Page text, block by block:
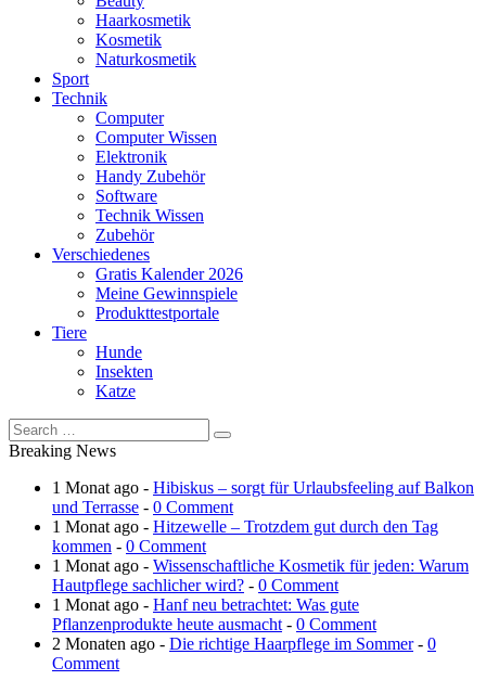
Haarkosmetik
Kosmetik
Naturkosmetik
Sport
Technik
Computer
Computer Wissen
Elektronik
Handy Zubehör
Software
Technik Wissen
Zubehör
Verschiedenes
Gratis Kalender 2026
Meine Gewinnspiele
Produkttestportale
Tiere
Hunde
Insekten
Katze
Breaking News
1 Monat ago - Hibiskus – sorgt für Urlaubsfeeling auf Balkon
und Terrasse - 0 Comment
1 Monat ago - Hitzewelle – Trotzdem gut durch den Tag
kommen - 0 Comment
1 Monat ago - Wissenschaftliche Kosmetik für jeden: Warum
Hautpflege sachlicher wird? - 0 Comment
1 Monat ago - Hanf neu betrachtet: Was gute
Pflanzenprodukte heute ausmacht - 0 Comment
2 Monaten ago - Die richtige Haarpflege im Sommer- 0
Comment